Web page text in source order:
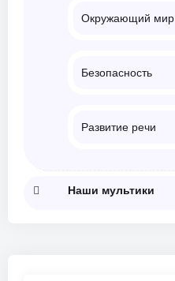
Окружающий мир
Безопасность
Развитие речи
Наши мультики